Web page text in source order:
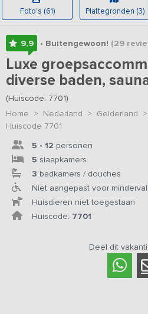
Foto's (61) Plattegronden (3)
9,9 • Buitengewoon! (29
Luxe
diverse baden,
(Huiscode: 7701)
Home > Nederland > Gelderland >
Huiscode 7701
5 - 12 personen
5 slaapkamers
3 badkamers / douches
Niet aangepast voor
Huisdieren niet toegestaan
Huiscode: 7701
Deel dit